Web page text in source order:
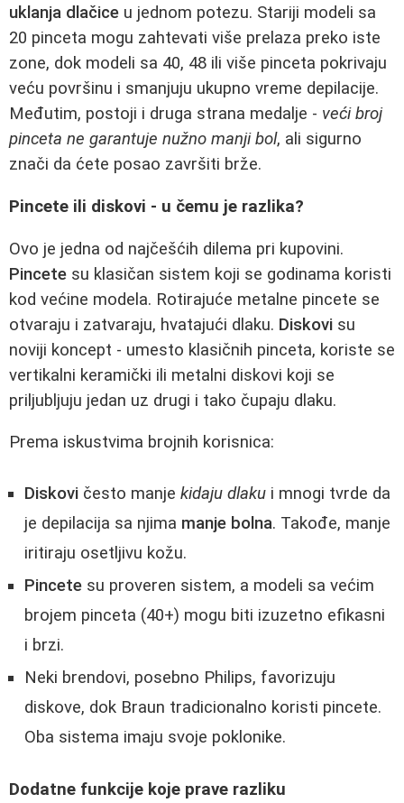
uklanja dlačice u jednom potezu. Stariji modeli sa
20 pinceta mogu zahtevati više prelaza preko iste
zone, dok modeli sa 40, 48 ili više pinceta pokrivaju
veću površinu i smanjuju ukupno vreme depilacije.
Međutim, postoji i druga strana medalje - veći broj
pinceta ne garantuje nužno manji bol, ali sigurno
znači da ćete posao završiti brže.
Pincete ili diskovi - u čemu je razlika?
Ovo je jedna od najčešćih dilema pri kupovini.
Pincete su klasičan sistem koji se godinama koristi
kod većine modela. Rotirajuće metalne pincete se
otvaraju i zatvaraju, hvatajući dlaku. Diskovi su
noviji koncept - umesto klasičnih pinceta, koriste se
vertikalni keramički ili metalni diskovi koji se
priljubljuju jedan uz drugi i tako čupaju dlaku.
Prema iskustvima brojnih korisnica:
Diskovi često manje kidaju dlaku i mnogi tvrde da
je depilacija sa njima manje bolna. Takođe, manje
iritiraju osetljivu kožu.
Pincete su proveren sistem, a modeli sa većim
brojem pinceta (40+) mogu biti izuzetno efikasni
i brzi.
Neki brendovi, posebno Philips, favorizuju
diskove, dok Braun tradicionalno koristi pincete.
Oba sistema imaju svoje poklonike.
Dodatne funkcije koje prave razliku